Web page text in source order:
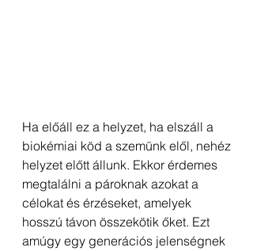
Ha előáll ez a helyzet, ha elszáll a
biokémiai köd a szemünk elől, nehéz
helyzet előtt állunk. Ekkor érdemes
megtalálni a pároknak azokat a
célokat és érzéseket, amelyek
hosszú távon összekötik őket. Ezt
amúgy egy generációs jelenségnek